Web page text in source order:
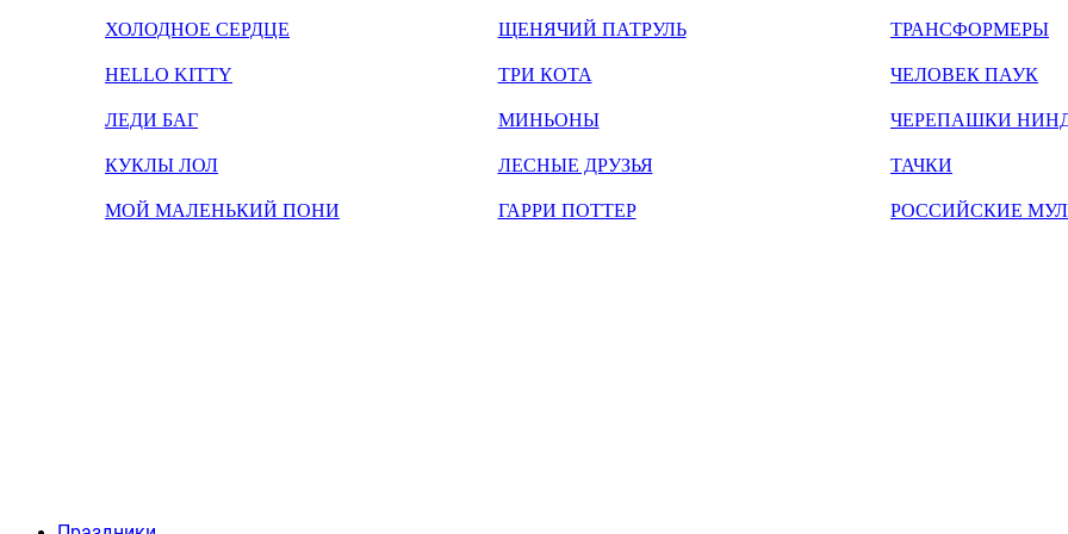
ХОЛОДНОЕ СЕРДЦЕ
HELLO KITTY
ЛЕДИ БАГ
КУКЛЫ ЛОЛ
МОЙ МАЛЕНЬКИЙ ПОНИ
ЩЕНЯЧИЙ ПАТРУЛЬ
ТРИ КОТА
МИНЬОНЫ
ЛЕСНЫЕ ДРУЗЬЯ
ГАРРИ ПОТТЕР
ТРАНСФОРМЕРЫ
ЧЕЛОВЕК ПАУК
ЧЕРЕПАШКИ
ТАЧКИ
РОССИЙСКИЕ